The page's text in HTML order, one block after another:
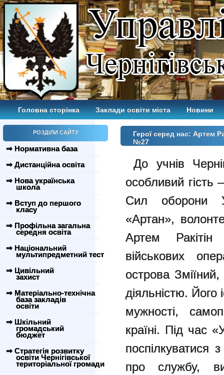
Головна сторінка Заклади освіти міста Новини
РОЗДІЛИ САЙТУ
⇒ Нормативна база
⇒ Дистанційна освіта
⇒ Нова українська
школа
⇒ Вступ до першого
класу
⇒ Профільна загальна
середня освіта
⇒ Національний
мультипредметний тест
⇒ Цивільний
захист
⇒ Матеріально-технічна
база закладів
освіти
⇒ Шкільний
громадський
бюджет
⇒ Стратегія розвитку
освіти Чернігівської
територіальної громади
Герої серед нас: Артем
№27
До учнів
особливий гість
Сил оборони
«Артан»,
Артем
військових
острова
діяльністю. Його
мужності,
країні. Під час
поспілкуватися
про службу,